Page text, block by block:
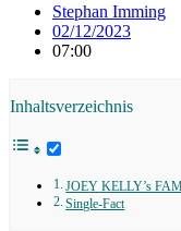
Stephan Imming
02/12/2023
07:00
Inhaltsverzeichnis
JOEY KELLY’s
Single-Fact